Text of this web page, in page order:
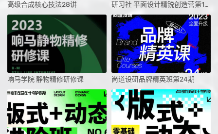
高级合成核心技法28讲 研习社 平面设计精锐创造营第1期课程2024
响马学院 静物精修研修课 尚道设研品牌精英班第24期